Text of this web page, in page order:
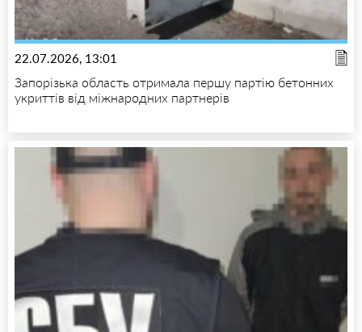
22.07.2026, 13:01
Запорізька область отримала першу партію бетонних
укриттів від міжнародних партнерів